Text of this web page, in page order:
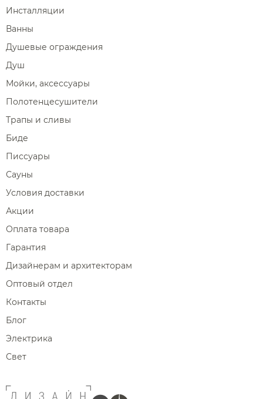
Инсталляции
Ванны
Душевые ограждения
Душ
Мойки, аксессуары
Полотенцесушители
Трапы и сливы
Биде
Писсуары
Сауны
Условия доставки
Акции
Оплата товара
Гарантия
Дизайнерам и архитекторам
Оптовый отдел
Контакты
Блог
Электрика
Свет